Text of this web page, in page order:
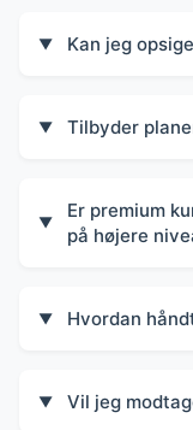
▼ Kan jeg
▼ Tilbyder
▼
Er premium
på højere
▼ Hvordan
▼ Vil jeg